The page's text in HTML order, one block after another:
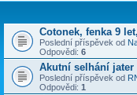
Cotonek, fenka 9
Poslední příspěvek od
Odpovědi: 6
Akutní selhání jater
Poslední příspěvek od
Odpovědi: 1